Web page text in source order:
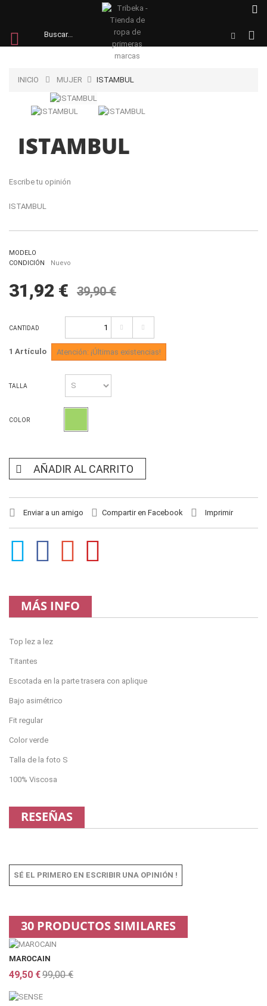
INICIO MUJER ISTAMBUL
ISTAMBUL
Escribe tu opinión
ISTAMBUL
MODELO
CONDICIÓN
Nuevo
31,92 € 39,90 €
CANTIDAD
1 Artículo Atención: ¡Últimas existencias!
TALLA
COLOR
AÑADIR AL CARRITO
Enviar a un amigo Compartir en Facebook Imprimir
MÁS INFO
Top lez a lez
Titantes
Escotada en la parte trasera con aplique
Bajo asimétrico
Fit regular
Color verde
Talla de la foto S
100% Viscosa
RESEÑAS
SÉ EL PRIMERO EN ESCRIBIR UNA OPINIÓN !
30 PRODUCTOS SIMILARES
MAROCAIN
49,50 €99,00 €